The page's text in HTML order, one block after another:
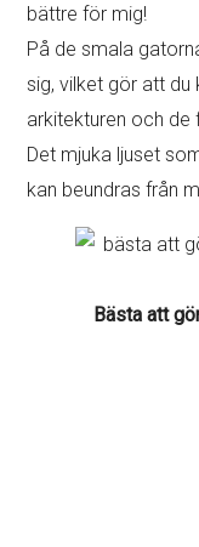
bättre för mig!
På de smala
sig, vilket gör att du
arkitekturen och de
Det mjuka ljuset
kan beundras från
Bästa att